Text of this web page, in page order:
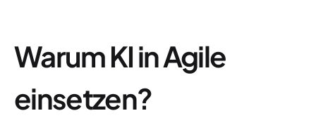
Warum KI in Agile
einsetzen?